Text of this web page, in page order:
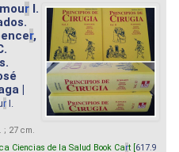
r I.
r,
s.
|
r I.
; 27 cm.
Ciencias de la Salud Book Cart [ 617.9